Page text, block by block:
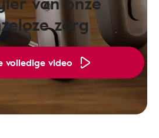
zorg
volledige video